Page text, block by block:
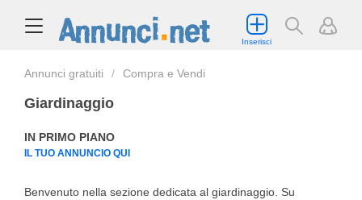
Inserisci
Annunci gratuiti Compra e Vendi
Giardinaggio
IN PRIMO PIANO
IL TUO ANNUNCIO QUI
Benvenuto nella sezione dedicata al giardinaggio. Su